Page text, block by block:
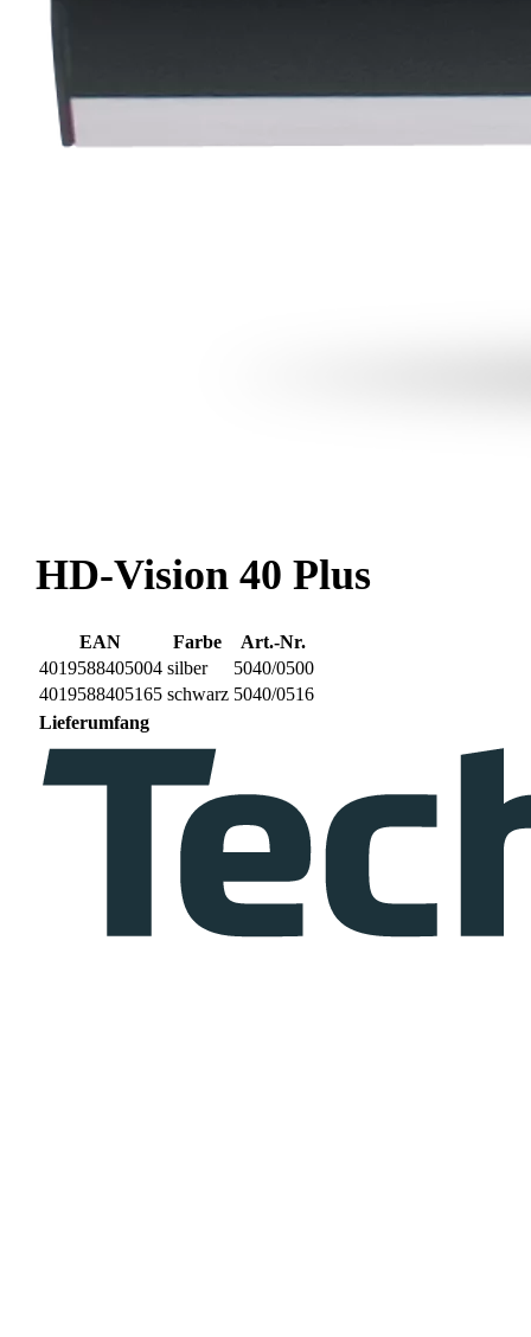
HD-Vision 40 Plus
EAN Farbe
Art.-Nr.
4019588405004 silber
5040/0500
4019588405165 schwarz 5040/0516
Lieferumfang